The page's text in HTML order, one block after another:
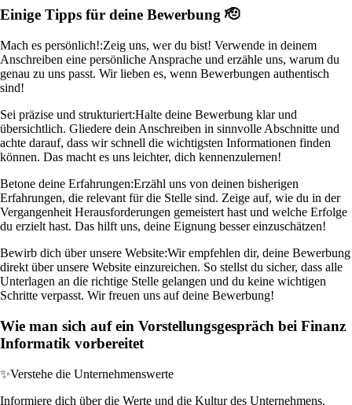
Einige Tipps für deine Bewerbung 🫡
Mach es persönlich!:Zeig uns, wer du bist! Verwende in deinem
Anschreiben eine persönliche Ansprache und erzähle uns, warum du
genau zu uns passt. Wir lieben es, wenn Bewerbungen authentisch
sind!
Sei präzise und strukturiert:Halte deine Bewerbung klar und
übersichtlich. Gliedere dein Anschreiben in sinnvolle Abschnitte und
achte darauf, dass wir schnell die wichtigsten Informationen finden
können. Das macht es uns leichter, dich kennenzulernen!
Betone deine Erfahrungen:Erzähl uns von deinen bisherigen
Erfahrungen, die relevant für die Stelle sind. Zeige auf, wie du in der
Vergangenheit Herausforderungen gemeistert hast und welche Erfolge
du erzielt hast. Das hilft uns, deine Eignung besser einzuschätzen!
Bewirb dich über unsere Website:Wir empfehlen dir, deine Bewerbung
direkt über unsere Website einzureichen. So stellst du sicher, dass alle
Unterlagen an die richtige Stelle gelangen und du keine wichtigen
Schritte verpasst. Wir freuen uns auf deine Bewerbung!
Wie man sich auf ein Vorstellungsgespräch bei Finanz
Informatik vorbereitet
✨Verstehe die Unternehmenswerte
Informiere dich über die Werte und die Kultur des Unternehmens.